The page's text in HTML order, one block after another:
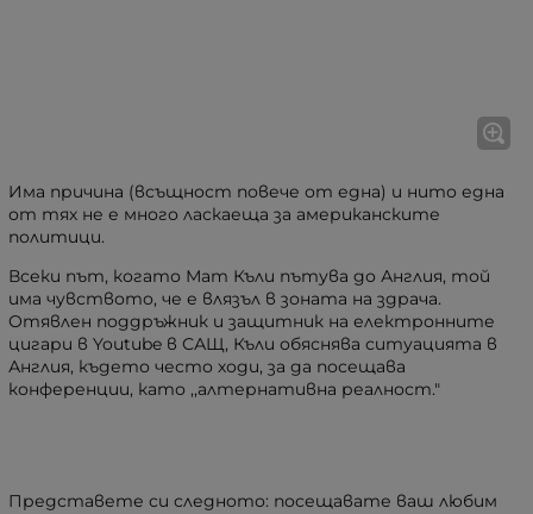
Има причина (всъщност повече от една) и нито една
от тях не е много ласкаеща за американските
политици.
Всеки път, когато Мат Къли пътува до Англия, той
има чувството, че е влязъл в зоната на здрача.
Отявлен поддръжник и защитник на електронните
цигари в Youtube в САЩ, Къли обяснява ситуацията в
Англия, където често ходи, за да посещава
конференции, като ,,алтернативна реалност."
Представете си следното: посещавате ваш любим